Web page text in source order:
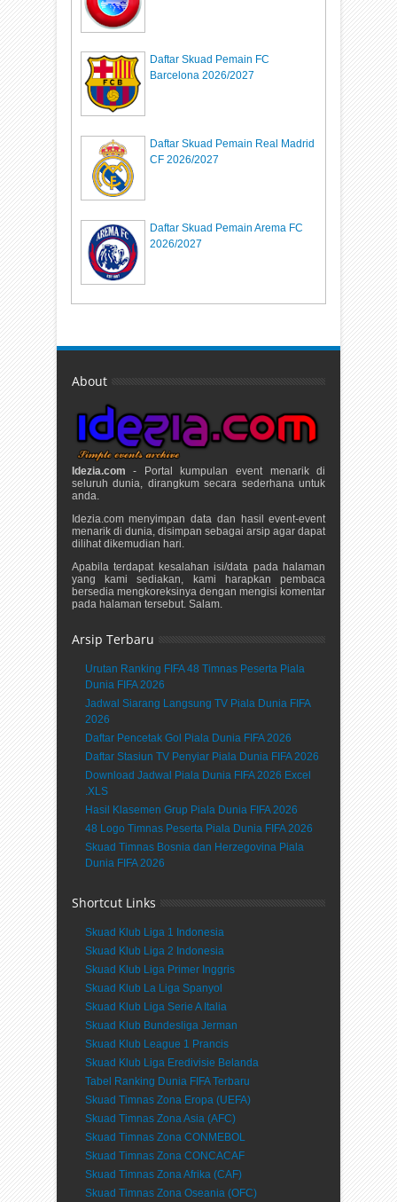
Daftar Skuad Pemain FC
Barcelona 2026/2027
Daftar Skuad Pemain Real Madrid
CF 2026/2027
Daftar Skuad Pemain Arema FC
2026/2027
About
Idezia.com - Portal kumpulan event menarik di
seluruh dunia, dirangkum secara sederhana untuk
anda.
Idezia.com menyimpan data dan hasil event-event
menarik di dunia, disimpan sebagai arsip agar dapat
dilihat dikemudian hari.
Apabila terdapat kesalahan isi/data pada halaman
yang kami sediakan, kami harapkan pembaca
bersedia mengkoreksinya dengan mengisi komentar
pada halaman tersebut. Salam.
Arsip Terbaru
Urutan Ranking FIFA 48 Timnas Peserta Piala
Dunia FIFA 2026
Jadwal Siarang Langsung TV Piala Dunia FIFA
2026
Daftar Pencetak Gol Piala Dunia FIFA 2026
Daftar Stasiun TV Penyiar Piala Dunia FIFA 2026
Download Jadwal Piala Dunia FIFA 2026 Excel
.XLS
Hasil Klasemen Grup Piala Dunia FIFA 2026
48 Logo Timnas Peserta Piala Dunia FIFA 2026
Skuad Timnas Bosnia dan Herzegovina Piala
Dunia FIFA 2026
Shortcut Links
Skuad Klub Liga 1 Indonesia
Skuad Klub Liga 2 Indonesia
Skuad Klub Liga Primer Inggris
Skuad Klub La Liga Spanyol
Skuad Klub Liga Serie A Italia
Skuad Klub Bundesliga Jerman
Skuad Klub League 1 Prancis
Skuad Klub Liga Eredivisie Belanda
Tabel Ranking Dunia FIFA Terbaru
Skuad Timnas Zona Eropa (UEFA)
Skuad Timnas Zona Asia (AFC)
Skuad Timnas Zona CONMEBOL
Skuad Timnas Zona CONCACAF
Skuad Timnas Zona Afrika (CAF)
Skuad Timnas Zona Oseania (OFC)